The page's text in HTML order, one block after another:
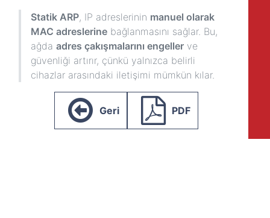
Statik ARP, IP adreslerinin manuel olarak
MAC adreslerine bağlanmasını sağlar. Bu,
ağda adres çakışmalarını engeller ve
güvenliği artırır, çünkü yalnızca belirli
cihazlar arasındaki iletişimi mümkün kılar.
Geri PDF